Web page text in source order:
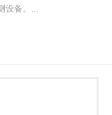
设备。...